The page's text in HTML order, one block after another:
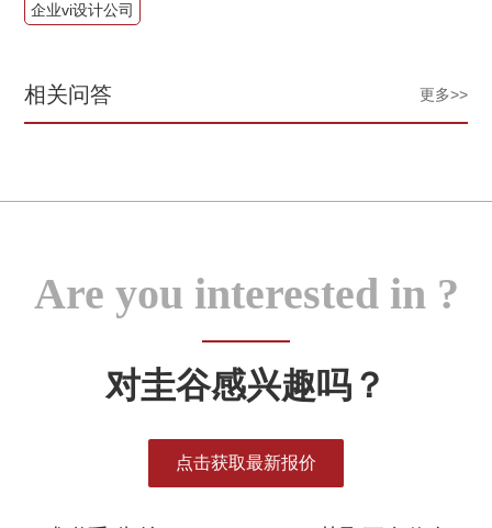
企业vi设计公司
相关问答 更多>>
Are you interested in ?
对圭谷感兴趣吗？
点击获取最新报价